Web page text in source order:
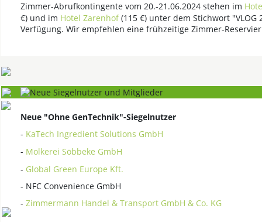
Zimmer-Abrufkontingente vom 20.-21.06.2024 stehen im
€) und im Hotel Zarenhof(115 €) unter dem Stichwort "VLOG
Verfügung. Wir empfehlen eine frühzeitige Zimmer-
Neue "Ohne GenTechnik"-Siegelnutzer
- KaTech Ingredient Solutions GmbH
- Molkerei Söbbeke GmbH
- Global Green Europe Kft.
- NFC Convenience GmbH
- Zimmermann Handel & Transport GmbH & Co. KG